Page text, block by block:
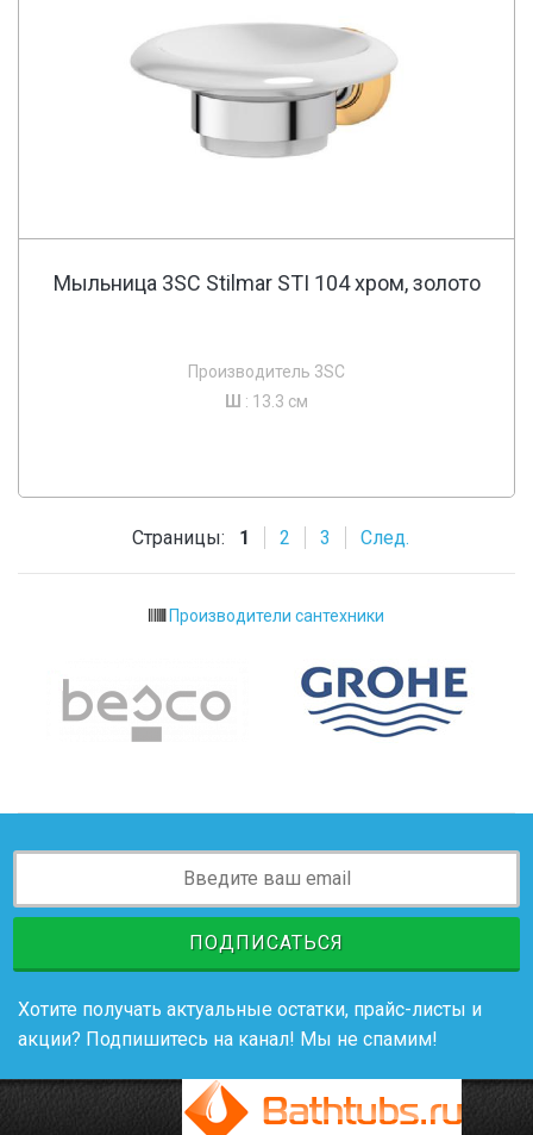
Мыльница 3SC Stilmar STI 104 хром, золото
Производитель 3SC
Ш : 13.3 см
Страницы: 1 2 3 След.
Производители сантехники
ПОДПИСАТЬСЯ
Хотите получать актуальные остатки, прайс-листы и
акции? Подпишитесь на канал! Мы не спамим!